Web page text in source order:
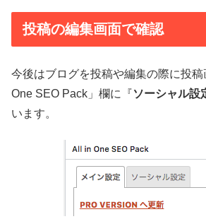
投稿の編集画面で確認
今後はブログを投稿や編集の際に投
One SEO Pack」欄に『ソーシャル設
います。